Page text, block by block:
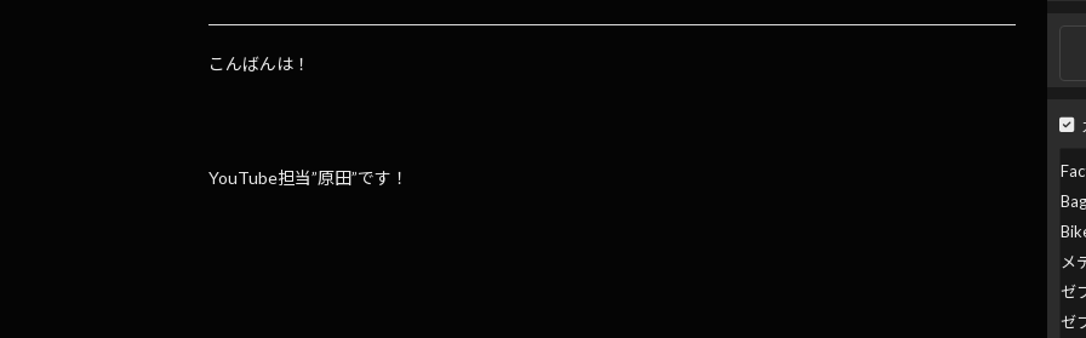
こんばんは！
YouTube担当”原田”です！
メ
ゼ
ゼ